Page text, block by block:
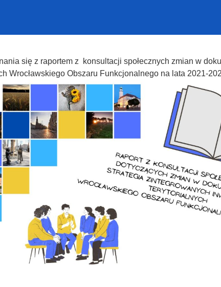
się z raportem z konsultacji społecznych zmian w
Wrocławskiego Obszaru Funkcjonalnego na lata 2021-